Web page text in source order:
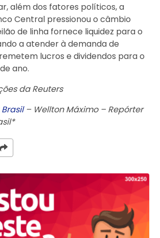
além dos fatores políticos, a
Central pressionou o câmbio
de linha fornece liquidez para o
a atender à demanda de
lucros e dividendos para o
ano.
da Reuters
– Wellton Máximo – Repórter